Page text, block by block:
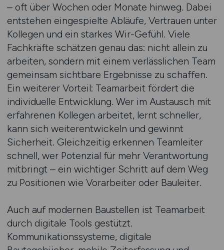
– oft über Wochen oder Monate hinweg. Dabei
entstehen eingespielte Abläufe, Vertrauen unter
Kollegen und ein starkes Wir-Gefühl. Viele
Fachkräfte schätzen genau das: nicht allein zu
arbeiten, sondern mit einem verlässlichen Team
gemeinsam sichtbare Ergebnisse zu schaffen.
Ein weiterer Vorteil: Teamarbeit fördert die
individuelle Entwicklung. Wer im Austausch mit
erfahrenen Kollegen arbeitet, lernt schneller,
kann sich weiterentwickeln und gewinnt
Sicherheit. Gleichzeitig erkennen Teamleiter
schnell, wer Potenzial für mehr Verantwortung
mitbringt – ein wichtiger Schritt auf dem Weg
zu Positionen wie Vorarbeiter oder Bauleiter.
Auch auf modernen Baustellen ist Teamarbeit
durch digitale Tools gestützt.
Kommunikationssysteme, digitale